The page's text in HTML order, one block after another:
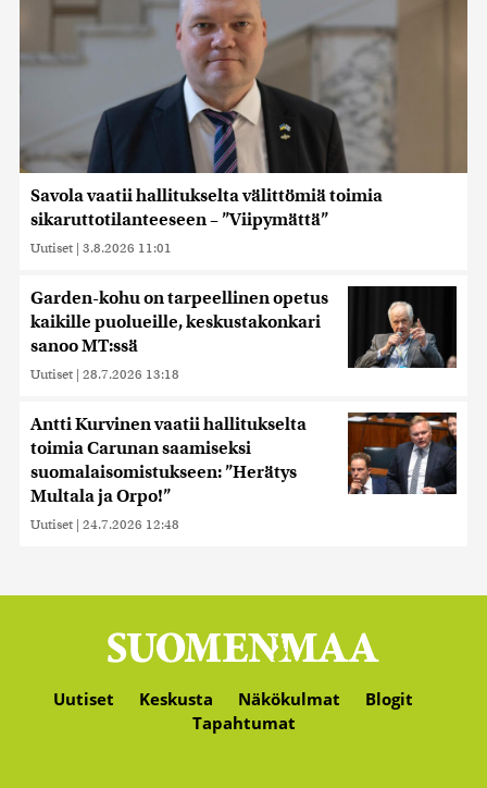
Savola vaatii hallitukselta välittömiä toimia
sikaruttotilanteeseen – ”Viipymättä”
Uutiset | 3.8.2026 11:01
Garden-kohu on tarpeellinen opetus
kaikille puolueille, keskustakonkari
sanoo MT:ssä
Uutiset | 28.7.2026 13:18
Antti Kurvinen vaatii hallitukselta
toimia Carunan saamiseksi
suomalaisomistukseen: ”Herätys
Multala ja Orpo!”
Uutiset | 24.7.2026 12:48
Uutiset Keskusta Näkökulmat
Blogit
Tapahtumat